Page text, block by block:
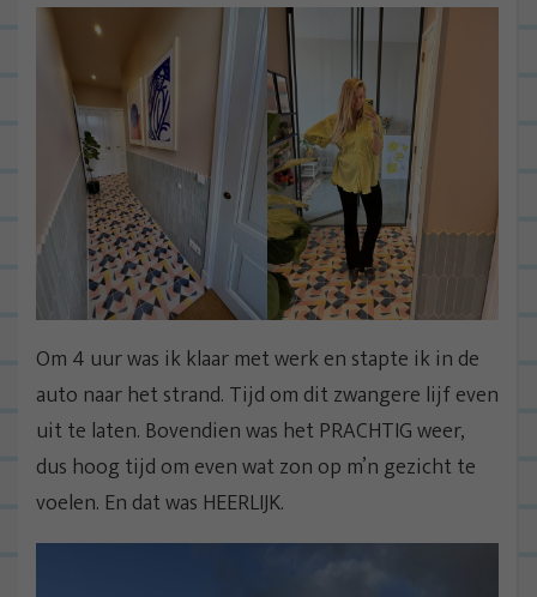
Om 4 uur was ik klaar met werk en stapte ik in de
auto naar het strand. Tijd om dit zwangere lijf even
uit te laten. Bovendien was het PRACHTIG weer,
dus hoog tijd om even wat zon op m’n gezicht te
voelen. En dat was HEERLIJK.